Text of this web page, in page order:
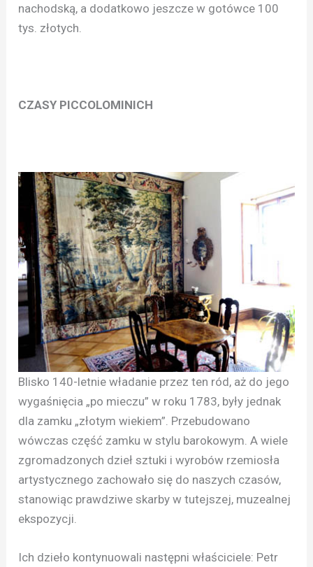
nachodską, a dodatkowo jeszcze w gotówce 100
tys. złotych.
CZASY PICCOLOMINICH
Blisko 140-letnie władanie przez ten ród, aż do jego
wygaśnięcia „po mieczu” w roku 1783, były jednak
dla zamku „złotym wiekiem”. Przebudowano
wówczas część zamku w stylu barokowym. A wiele
zgromadzonych dzieł sztuki i wyrobów rzemiosła
artystycznego zachowało się do naszych czasów,
stanowiąc prawdziwe skarby w tutejszej, muzealnej
ekspozycji.
Ich dzieło kontynuowali następni właściciele: Petr